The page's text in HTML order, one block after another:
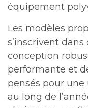
équipement
Les modèles
s’inscrivent
conception
performante et
pensés pour
au long de